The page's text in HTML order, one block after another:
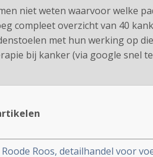
niet weten waarvoor welke
compleet overzicht van 40
met hun werking op
bij kanker (via google snel
Roos, detailhandel voor